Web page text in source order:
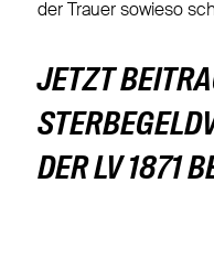
der Trauer sowieso
JETZT
DER LV 1871